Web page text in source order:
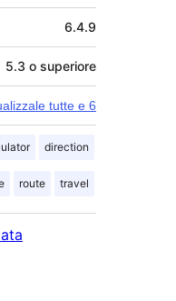
6.4.9
5.3 o superiore
tutte e 6
direction
route travel